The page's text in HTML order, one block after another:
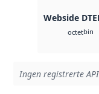
Webside
octetbin
Ingen registrerte